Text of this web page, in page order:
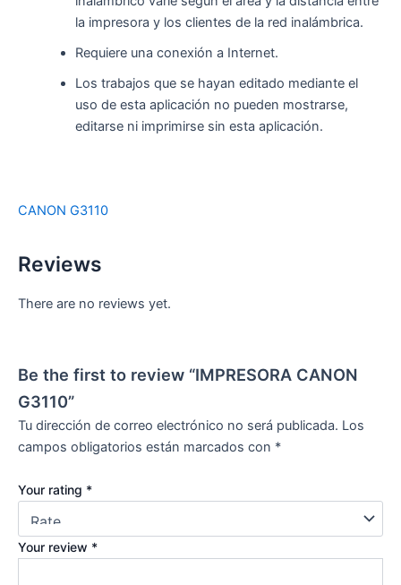
la impresora y los clientes de la red inalámbrica.
Requiere una conexión a Internet.
Los trabajos que se hayan editado mediante el
uso de esta aplicación no pueden mostrarse,
editarse ni imprimirse sin esta aplicación.
CANON G3110
Reviews
There are no reviews yet.
Be the first to review “IMPRESORA CANON
G3110”
Tu dirección de correo electrónico no será publicada. Los
campos obligatorios están marcados con *
Your rating *
Your review *